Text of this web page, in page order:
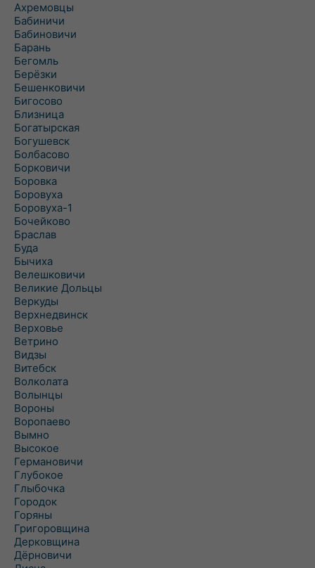
Ахремовцы
Бабиничи
Бабиновичи
Барань
Бегомль
Берёзки
Бешенковичи
Бигосово
Близница
Богатырская
Богушевск
Болбасово
Борковичи
Боровка
Боровуха
Боровуха-1
Бочейково
Браслав
Буда
Бычиха
Велешковичи
Великие Дольцы
Веркуды
Верхнедвинск
Верховье
Ветрино
Видзы
Витебск
Волколата
Волынцы
Вороны
Воропаево
Вымно
Высокое
Германовичи
Глубокое
Глыбочка
Городок
Горяны
Григоровщина
Дерковщина
Дёрновичи